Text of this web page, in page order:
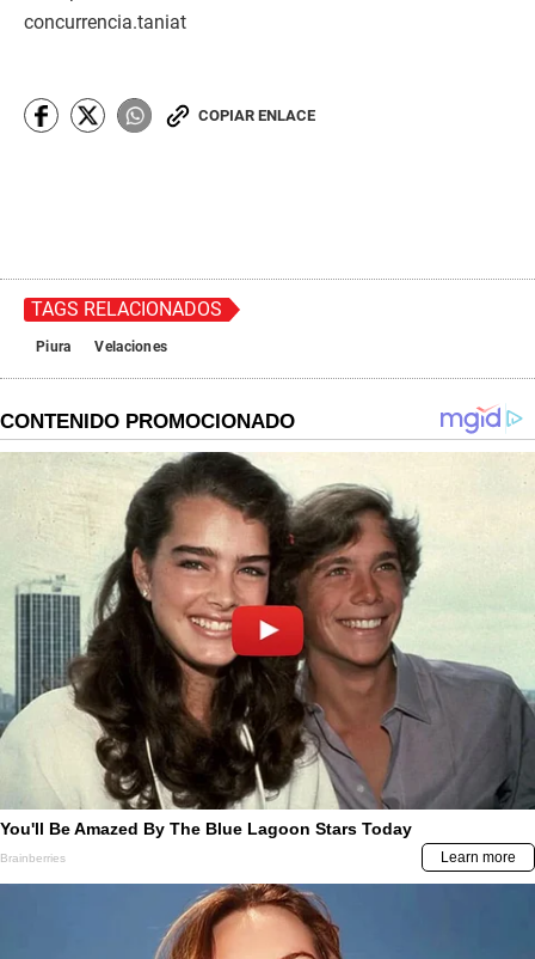
concurrencia.taniat
COPIAR ENLACE
TAGS RELACIONADOS
Piura Velaciones